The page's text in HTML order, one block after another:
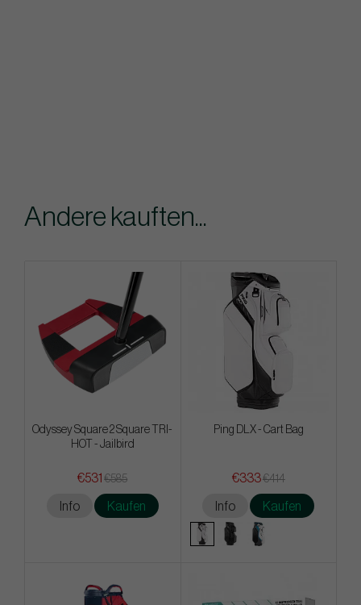
Andere kauften...
Odyssey Square 2 Square TRI-
HOT - Jailbird
€531 €585
Info Kaufen
Ping DLX - Cart Bag
€333€414
Info Kaufen